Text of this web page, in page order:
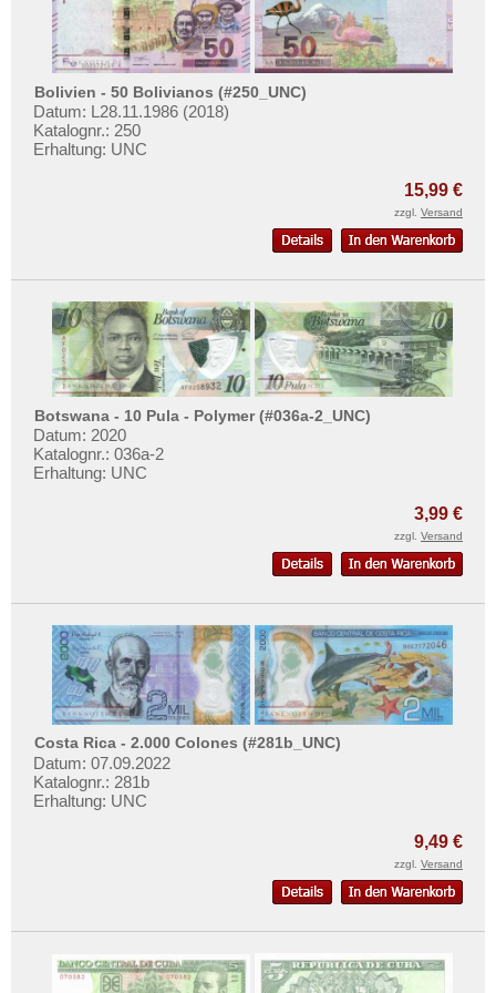
Bolivien - 50 Bolivianos (#250_UNC)
Datum: L28.11.1986 (2018)
Katalognr.: 250
Erhaltung: UNC
15,99 €
zzgl. Versand
Botswana - 10 Pula - Polymer (#036a-2_UNC)
Datum: 2020
Katalognr.: 036a-2
Erhaltung: UNC
3,99 €
zzgl. Versand
Costa Rica - 2.000 Colones (#281b_UNC)
Datum: 07.09.2022
Katalognr.: 281b
Erhaltung: UNC
9,49 €
zzgl. Versand